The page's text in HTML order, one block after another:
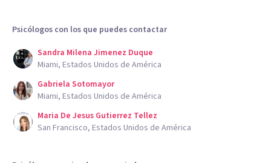
Psicólogos con los que puedes contactar
Sandra Milena Jimenez Duque
Miami, Estados Unidos de América
Gabriela Sotomayor
Miami, Estados Unidos de América
Maria De Jesus Gutierrez Tellez
San Francisco, Estados Unidos de América